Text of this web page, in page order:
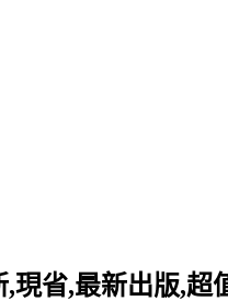
現省,最新出版,超